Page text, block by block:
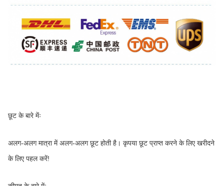
छूट के बारे मेंः
अलग-अलग मात्रा में अलग-अलग छूट होती है। कृपया छूट प्राप्त करने के लिए खरीदने
के लिए पहल करें!